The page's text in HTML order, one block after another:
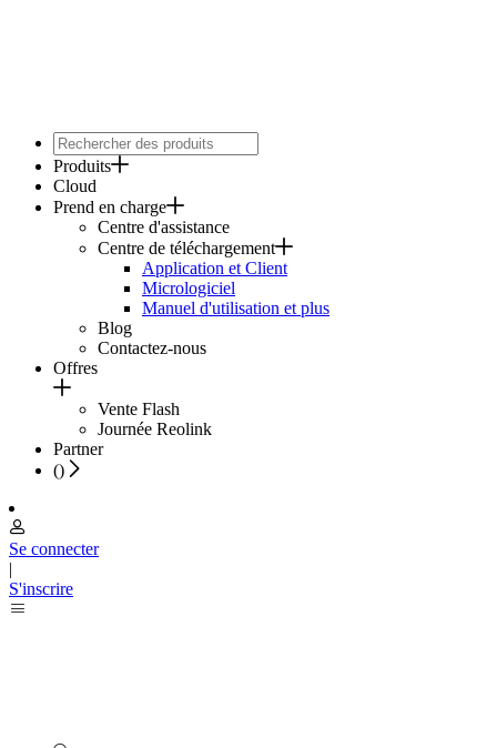
Produits
Cloud
Prend en charge
Centre d'assistance
Centre de téléchargement
Application et Client
Micrologiciel
Manuel d'utilisation et plus
Blog
Contactez-nous
Offres
Vente Flash
Journée Reolink
Partner
()
Se connecter
|
S'inscrire